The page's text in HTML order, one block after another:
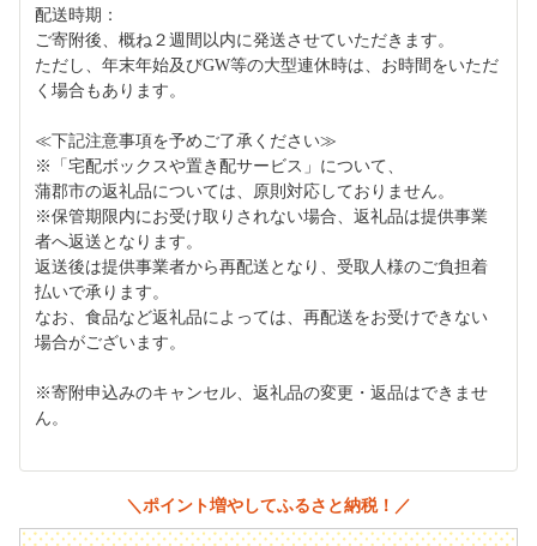
配送時期：
ご寄附後、概ね２週間以内に発送させていただきます。
ただし、年末年始及びGW等の大型連休時は、お時間をいただ
く場合もあります。
≪下記注意事項を予めご了承ください≫
※「宅配ボックスや置き配サービス」について、
蒲郡市の返礼品については、原則対応しておりません。
※保管期限内にお受け取りされない場合、返礼品は提供事業
者へ返送となります。
返送後は提供事業者から再配送となり、受取人様のご負担着
払いで承ります。
なお、食品など返礼品によっては、再配送をお受けできない
場合がございます。
※寄附申込みのキャンセル、返礼品の変更・返品はできませ
ん。
＼ポイント増やしてふるさと納税！／